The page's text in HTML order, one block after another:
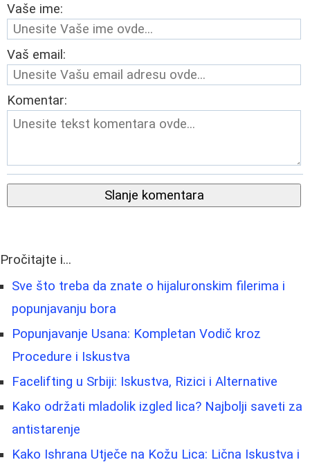
Vaše ime:
Vaš email:
Komentar:
Slanje komentara
Pročitajte i...
Sve što treba da znate o hijaluronskim filerima i
popunjavanju bora
Popunjavanje Usana: Kompletan Vodič kroz
Procedure i Iskustva
Facelifting u Srbiji: Iskustva, Rizici i Alternative
Kako održati mladolik izgled lica? Najbolji saveti za
antistarenje
Kako Ishrana Utječe na Kožu Lica: Lična Iskustva i